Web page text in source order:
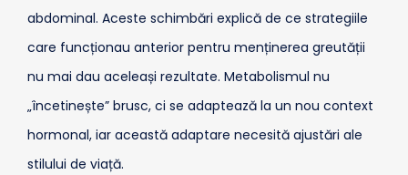
abdominal. Aceste schimbări explică de ce strategiile
care funcționau anterior pentru menținerea greutății
nu mai dau aceleași rezultate. Metabolismul nu
„încetinește” brusc, ci se adaptează la un nou context
hormonal, iar această adaptare necesită ajustări ale
stilului de viață.